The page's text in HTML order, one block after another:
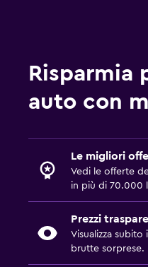
Risparmia
auto con
Le migliori
Vedi le offerte
in più di 70.000
Prezzi
Visualizza
brutte sorprese.